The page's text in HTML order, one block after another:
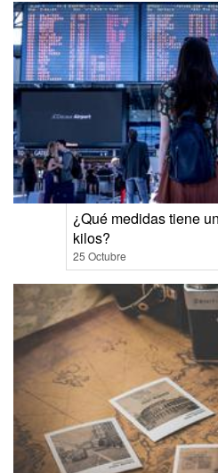
¿Qué medidas tiene
kilos?
25 Octubre